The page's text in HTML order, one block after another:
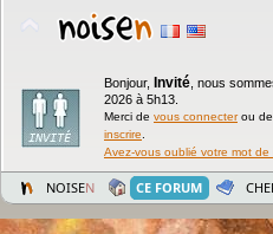
Bonjour, Invité nous
2026 à 5h13.
Merci de vous connecterou de
inscrire
Avez-vous oublié votre mot de
NOISEN CE FORUM